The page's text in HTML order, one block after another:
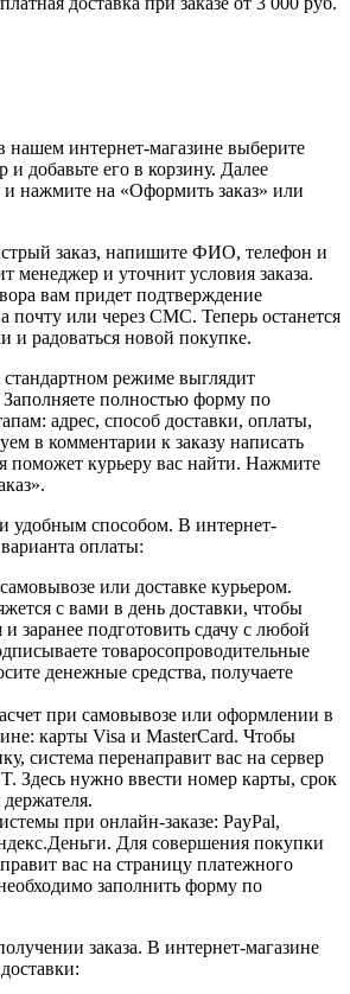
нашем интернет-магазине выберите
добавьте его в корзину. Далее
нажмите на «Оформить заказ» или
заказ, напишите ФИО, телефон и
менеджер и уточнит условия заказа.
вам придет подтверждение
почту или через СМС. Теперь останется
и радоваться новой покупке.
режиме выглядит
полностью форму по
адрес, способ доставки, оплаты,
в комментарии к заказу написать
поможет курьеру вас найти. Нажмите
удобным способом. В интернет-
оплаты:
или доставке курьером.
с вами в день доставки, чтобы
заранее подготовить сдачу с любой
товаросопроводительные
денежные средства, получаете
при самовывозе или оформлении в
карты Visa и MasterCard. Чтобы
система перенаправит вас на сервер
Здесь нужно ввести номер карты, срок
при онлайн-заказе: PayPal,
Для совершения покупки
вас на страницу платежного
заполнить форму по
заказа. В интернет-магазине